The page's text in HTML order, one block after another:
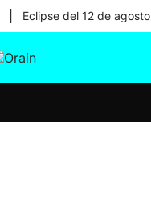
Eclipse del 12 de agosto